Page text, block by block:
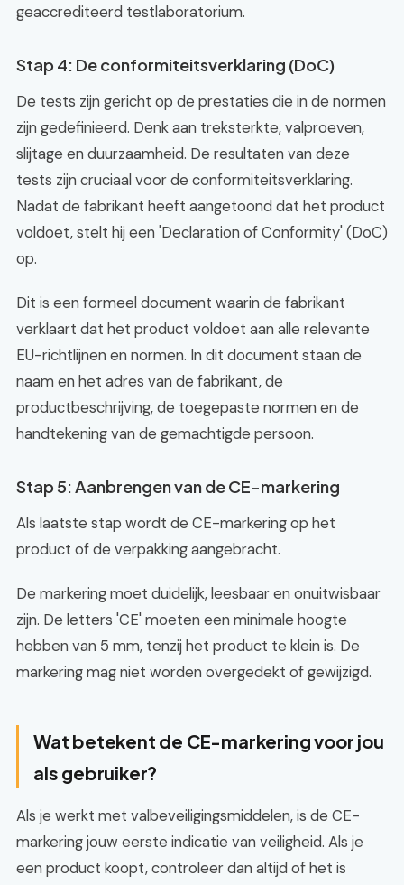
geaccrediteerd testlaboratorium.
Stap 4: De conformiteitsverklaring (DoC)
De tests zijn gericht op de prestaties die in de normen
zijn gedefinieerd. Denk aan treksterkte, valproeven,
slijtage en duurzaamheid. De resultaten van deze
tests zijn cruciaal voor de conformiteitsverklaring.
Nadat de fabrikant heeft aangetoond dat het product
voldoet, stelt hij een 'Declaration of Conformity' (DoC)
op.
Dit is een formeel document waarin de fabrikant
verklaart dat het product voldoet aan alle relevante
EU-richtlijnen en normen. In dit document staan de
naam en het adres van de fabrikant, de
productbeschrijving, de toegepaste normen en de
handtekening van de gemachtigde persoon.
Stap 5: Aanbrengen van de CE-markering
Als laatste stap wordt de CE-markering op het
product of de verpakking aangebracht.
De markering moet duidelijk, leesbaar en onuitwisbaar
zijn. De letters 'CE' moeten een minimale hoogte
hebben van 5 mm, tenzij het product te klein is. De
markering mag niet worden overgedekt of gewijzigd.
Wat betekent de CE-markering voor jou
als gebruiker?
Als je werkt met valbeveiligingsmiddelen, is de CE-
markering jouw eerste indicatie van veiligheid. Als je
een product koopt, controleer dan altijd of het is